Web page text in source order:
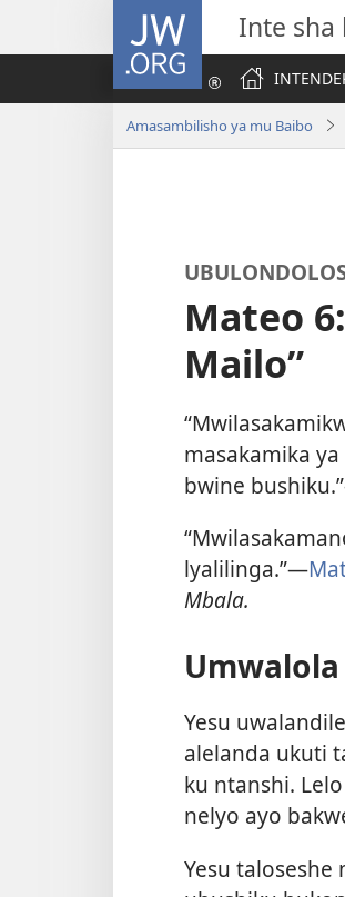
JW.ORG Inte sha
Amasambilisho ya mu Baibo
Mateo
Mailo”
masakamika
bwine
lyalilinga.”—
Mbala.
Yesu
alelanda ukuti
ku ntanshi.
nelyo ayo
Yesu